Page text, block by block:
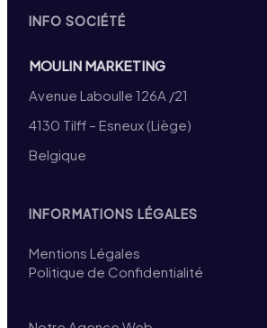
INFO SOCIÉTÉ
MOULIN MARKETING
Avenue Laboulle 126A /21
4130 Tilff – Esneux (Liège)
Belgique
INFORMATIONS LÉGALES
Mentions Légales
Politique de Confidentialité